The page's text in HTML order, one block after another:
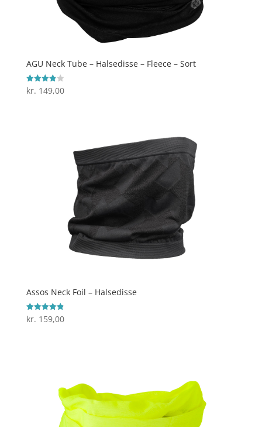
AGU Neck Tube – Halsedisse – Fleece – Sort
Vurderet
3.9
kr. 149,00
Assos Neck Foil – Halsedisse
Vurderet
4.9
kr. 159,00